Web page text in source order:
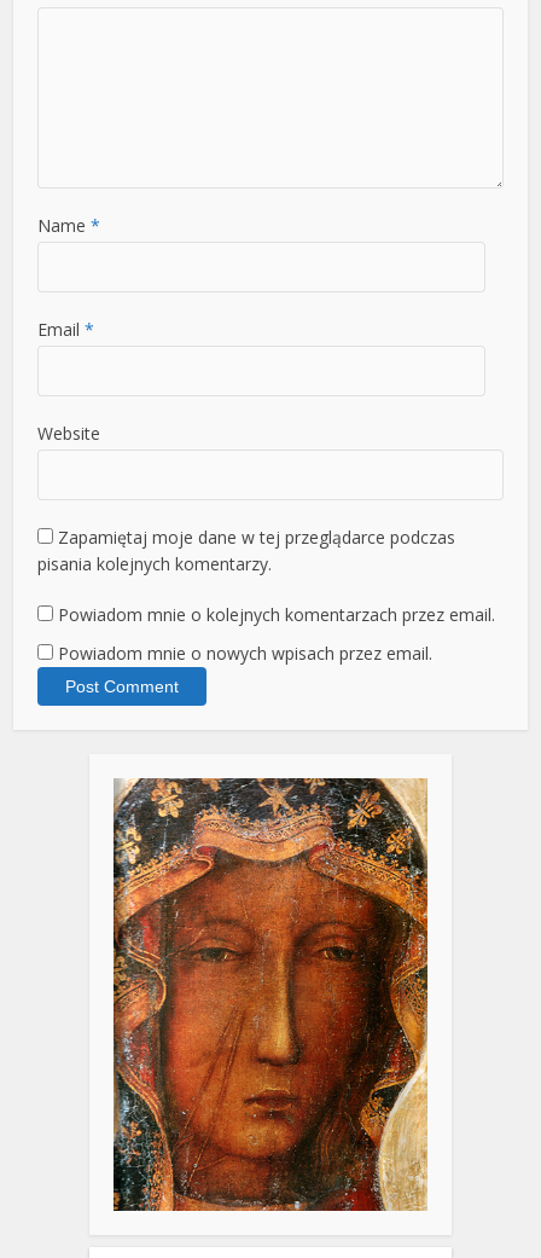
Name *
Email *
Website
Zapamiętaj moje dane w tej przeglądarce podczas
pisania kolejnych komentarzy.
Powiadom mnie o kolejnych komentarzach przez email.
Powiadom mnie o nowych wpisach przez email.